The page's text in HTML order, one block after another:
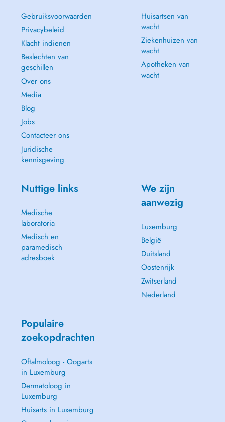
Gebruiksvoorwaarden
Privacybeleid
Klacht indienen
Beslechten van
geschillen
Over ons
Media
Blog
Jobs
Contacteer ons
Juridische
kennisgeving
Huisartsen van
wacht
Ziekenhuizen van
wacht
Apotheken van
wacht
Nuttige links
Medische
laboratoria
Medisch en
paramedisch
adresboek
We zijn
aanwezig
Luxemburg
België
Duitsland
Oostenrijk
Zwitserland
Nederland
Populaire
zoekopdrachten
Oftalmoloog - Oogarts
in Luxemburg
Dermatoloog in
Luxemburg
Huisarts in Luxemburg